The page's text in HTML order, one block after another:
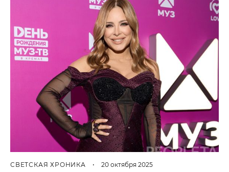
СВЕТСКАЯ ХРОНИКА • 20 октября 2025